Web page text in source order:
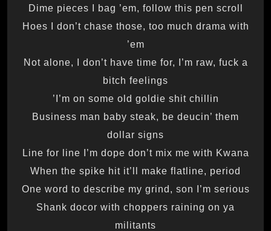
Dime pieces I bag ’em, follow this pen scroll
Hoes I don’t chase those, too much drama with
’em
Not alone, I don’t have time for, I’m raw, fuck a
bitch feelings
I’m on some old goldie shit chillin’
Business man baby steak, be deucin’ them
dollar signs
Line for line I’m dope don’t mix me with Kwana
When the spike hit it’ll make flatline, period
One word to describe my grind, son I’m serious
Shank docor with choppers raining on ya
militants